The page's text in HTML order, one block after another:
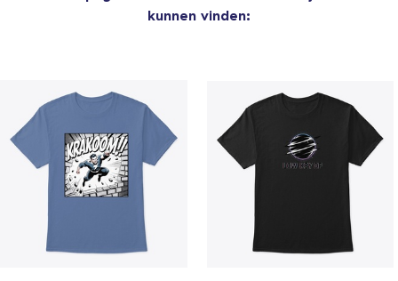
kunnen vinden: